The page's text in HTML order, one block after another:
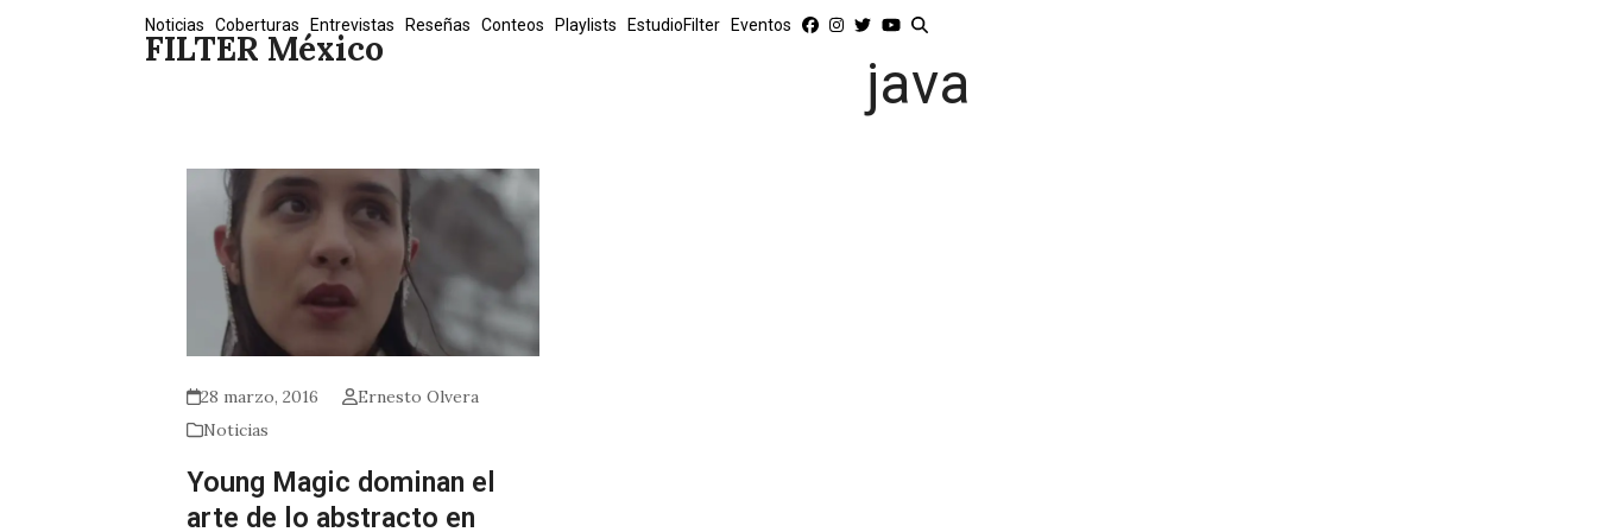
FILTER México
Noticias Coberturas Entrevistas Reseñas Conteos Playlists EstudioFilter Eventos
java
28 marzo, 2016
Ernesto Olvera
Noticias
Young Magic dominan el
arte de lo abstracto en